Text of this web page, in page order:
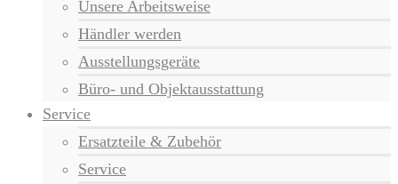
Unsere Arbeitsweise
Händler werden
Ausstellungsgeräte
Büro- und Objektausstattung
Service
Ersatzteile & Zubehör
Service